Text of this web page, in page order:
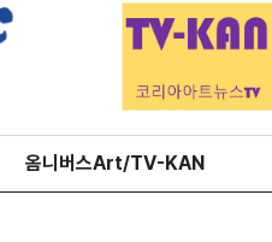
옴니버스Art/TV-KAN